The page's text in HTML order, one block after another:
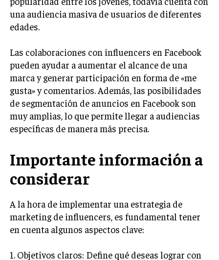
GESTIÓN DE LA EXPERIENCIA DEL CLIENTE
MÁS
GESTIÓN DE PROYECTOS
GESTIÓN DE OPERACIONES Y CADENA DE
SUMINISTRO
LOGÍSTICA EMPRESARIAL
CALIDAD Y MEJORA CONTINUA
TALENTO
COMPENSACIÓN Y BENEFICIOS
DESARROLLO DE PERSONAL
GESTIÓN DEL DESEMPEÑO
una audiencia masiva de usuarios de diferentes
edades.
Las colaboraciones con influencers en Facebook
pueden ayudar a aumentar el alcance de una
marca y generar participación en forma de «me
gusta» y comentarios. Además, las posibilidades
de segmentación de anuncios en Facebook son
muy amplias, lo que permite llegar a audiencias
específicas de manera más precisa.
Importante información a
considerar
A la hora de implementar una estrategia de
marketing de influencers, es fundamental tener
en cuenta algunos aspectos clave:
1. Objetivos claros: Define qué deseas lograr con